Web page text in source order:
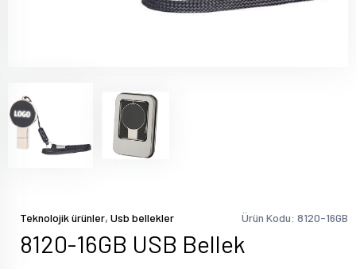
Teknolojik ürünler, Usb bellekler Ürün Kodu: 8120-16GB
8120-16GB USB Bellek